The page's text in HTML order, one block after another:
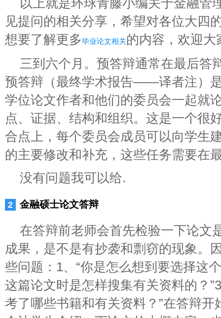
以上就是环球青藤小编关于金融管
见提问的相关分享，希望对各位大四
想要了解更多毕业论文相关的内容，欢迎
三到六个月。预答辩通常在最后答
预答辩（最终学术报告——译者注）
学位论文作者和他们的委员会一起就
点、证据、结构和组织。这是一个很
合点上，每个委员会成员可以向学生
的主要修改和补充，这些任务需要在
没有问题我可以给.
金融硕士论文答辩
在答辩前老师会首先检验一下论文
成果，是不是有抄袭和剽窃的现象。
些问题：1、“你是怎么想到要选择这
这篇论文时是怎样搜集有关资料的？
考了哪些书籍和有关资料？”在答辩